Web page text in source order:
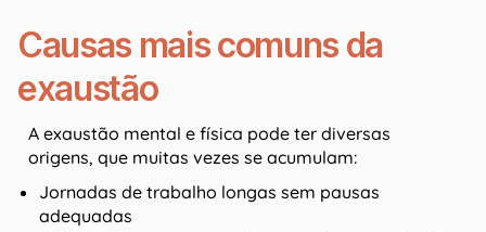
Causas mais comuns da
exaustão
A exaustão mental e física pode ter diversas
origens, que muitas vezes se acumulam:
Jornadas de trabalho longas sem pausas
adequadas